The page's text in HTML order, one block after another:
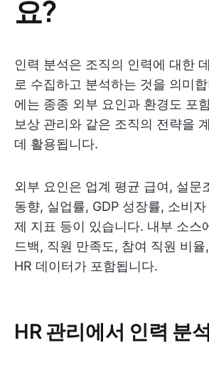
요?
인력 분석은 조직의 인력에 대한
로 수집하고 분석하는 것을 의미
에는 종종 외부 요인과 환경도 포
보상 관리와 같은 조직의 전략을
데 활용됩니다.
외부 요인은 업계 평균 급여, 설문
동향, 실업률, GDP 성장률, 소비
제 지표 등이 있습니다. 내부 소스
드백, 직원 만족도, 참여 직원 비
HR 데이터가 포함됩니다.
HR 관리에서 인력 분